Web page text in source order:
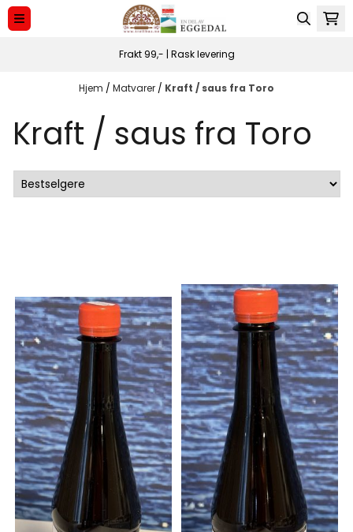
Hopp til innhold
Frakt 99,- | Rask levering
Hjem / Matvarer / Kraft / saus fra Toro
Kraft / saus fra Toro